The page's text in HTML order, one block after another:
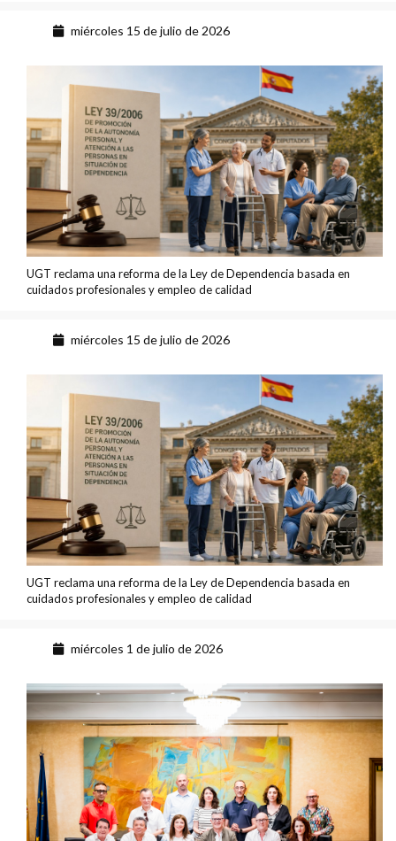
miércoles 15 de julio de 2026
UGT reclama una reforma de la Ley de Dependencia basada en
cuidados profesionales y empleo de calidad
miércoles 15 de julio de 2026
UGT reclama una reforma de la Ley de Dependencia basada en
cuidados profesionales y empleo de calidad
miércoles 1 de julio de 2026